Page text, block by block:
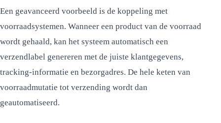
Een geavanceerd voorbeeld is de koppeling met
voorraadsystemen. Wanneer een product van de voorraad
wordt gehaald, kan het systeem automatisch een
verzendlabel genereren met de juiste klantgegevens,
tracking-informatie en bezorgadres. De hele keten van
voorraadmutatie tot verzending wordt dan
geautomatiseerd.